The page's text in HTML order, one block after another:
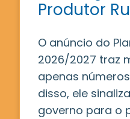
Produtor
O anúncio do
2026/2027 traz
apenas
disso, ele
governo para o